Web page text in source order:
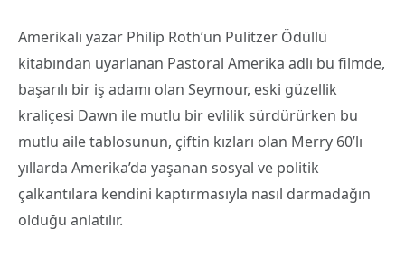
Amerikalı yazar Philip Roth’un Pulitzer Ödüllü
kitabından uyarlanan Pastoral Amerika adlı bu filmde,
başarılı bir iş adamı olan Seymour, eski güzellik
kraliçesi Dawn ile mutlu bir evlilik sürdürürken bu
mutlu aile tablosunun, çiftin kızları olan Merry 60’lı
yıllarda Amerika’da yaşanan sosyal ve politik
çalkantılara kendini kaptırmasıyla nasıl darmadağın
olduğu anlatılır.